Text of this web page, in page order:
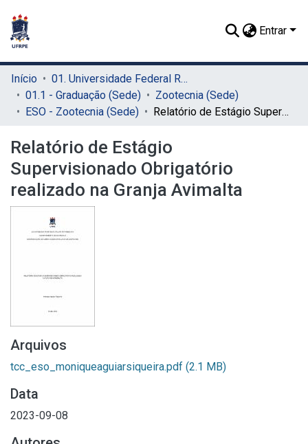
Entrar
Início
01. Universidade Federal Rural de Pernambuco - UFRPE (Sede)
01.1 - Graduação (Sede)
Zootecnia (Sede)
ESO - Zootecnia (Sede)
Relatório de Estágio Supervisionado Obrigatório realizado na Granja Avimalta
Relatório de Estágio
Supervisionado Obrigatório
realizado na Granja Avimalta
Arquivos
tcc_eso_moniqueaguiarsiqueira.pdf (2.1 MB)
Data
2023-09-08